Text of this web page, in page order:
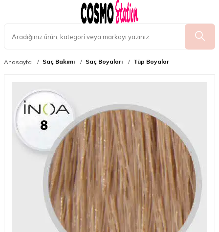
Anasayfa Saç Bakımı Saç Boyaları Tüp Boyalar